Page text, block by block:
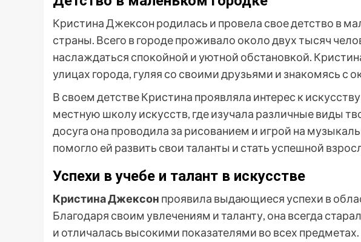
Кристина Джексон родилась и провела свое детство в
страны. Всего в городе проживало около двух тысяч
наслаждаться спокойной и уютной обстановкой.
улицах города, гуляя со своими друзьями и знакомясь
В своем детстве Кристина проявляла интерес к
местную школу искусств, где изучала различные виды
досуга она проводила за рисованием и игрой на
помогло ей развить свои таланты и стать успешной
Успехи в учебе и талант в искусстве
Кристина Джексон проявила выдающиеся успехи в
Благодаря своим увлечениям и таланту, она всегда
и отличалась высокими показателями во всех